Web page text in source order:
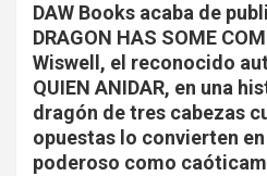
DAW Books acaba de
DRAGON HAS SOME
Wiswell, el reconocido
QUIEN ANIDAR, en una
dragón de tres cabezas
opuestas lo convierten
poderoso como